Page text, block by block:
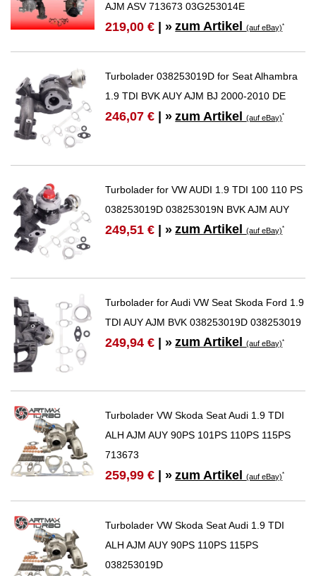
AJM ASV 713673 03G253014E
219,00 € | » zum Artikel(auf eBay)*
Turbolader 038253019D for Seat Alhambra
1.9 TDI BVK AUY AJM BJ 2000-2010 DE
246,07 € | » zum Artikel(auf eBay)*
Turbolader for VW AUDI 1.9 TDI 100 110 PS
038253019D 038253019N BVK AJM AUY
249,51 € | » zum Artikel(auf eBay)*
Turbolader for Audi VW Seat Skoda Ford 1.9
TDI AUY AJM BVK 038253019D 038253019
249,94 € | » zum Artikel(auf eBay)*
Turbolader VW Skoda Seat Audi 1.9 TDI
ALH AJM AUY 90PS 101PS 110PS 115PS
713673
259,99 € | » zum Artikel(auf eBay)*
Turbolader VW Skoda Seat Audi 1.9 TDI
ALH AJM AUY 90PS 110PS 115PS
038253019D